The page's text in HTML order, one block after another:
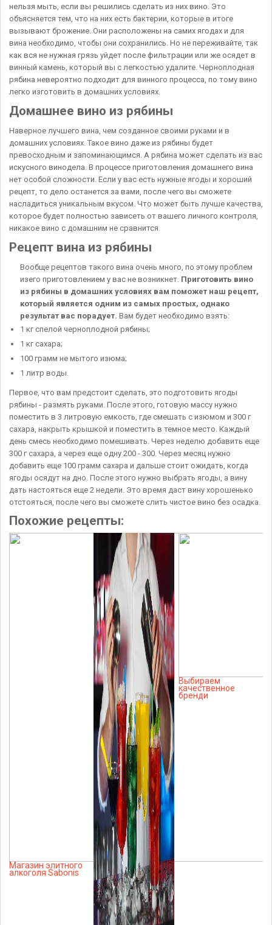
нельзя мыть, если вы решились сделать из них вино. Это
объясняется тем, что на них есть бактерии, которые в итоге
вызывают брожение. Они расположены на самих ягодах и для
вина необходимо, чтобы они сохранились. Но не переживайте, так
как вся не нужная грязь уйдет после фильтрации или же осядет в
винный камень, который вы с легкостью удалите. Черноплодная
рябина невероятно подходит для винного процесса, по тому вино
легко изготовить в домашних условиях.
Домашнее вино из рябины
Наверное лучшего вина, чем созданное своими руками и в
домашних условиях. Такое вино даже из рябины будет
превосходным и запоминающимся. А рябина может сделать из вас
искусного винодела. В процессе приготовления домашнего вина
нет особой сложности. Если у вас есть нужные ягоды и хороший
рецепт, то дело останется за вами, после чего вы сможете
насладиться уникальным вкусом. Что может быть лучше качества,
которое будет полностью зависеть от вашего личного контроля,
никакое вино с домашним не сравнится.
Рецепт вина из рябины
Вообще рецептов такого вина очень много, по этому проблем
изего приготовлением у вас не возникнет. Приготовить вино
из рябины в домашних условиях вам поможет наш рецепт,
который является одним из самых простых, однако
результат вас порадует. Вам будет необходимо взять:
1 кг спелой черноплодной рябины;
1 кг сахара;
100 грамм не мытого изюма;
1 литр воды.
Первое, что вам предстоит сделать, это подготовить ягоды
рябины - размять руками. После этого, готовую массу нужно
поместить в 3 литровую емкость, где смешать с изюмом и 300 г
сахара, накрыть крышкой и поместить в темное место. Каждый
день смесь необходимо помешивать. Через неделю добавить еще
300 г сахара, а через еще одну 200 - 300. Через месяц нужно
добавить еще 100 грамм сахара и дальше стоит ожидать, когда
ягоды осядут на дно. После этого нужно выбрать ягоды, а вину
дать настояться еще 2 недели. Это время даст вину хорошенько
отстояться, после чего вы сможете слить чистое вино без осадка.
Похожие рецепты:
Магазин элитного
алкоголя Sabonis
Выбираем
качественное
бренди